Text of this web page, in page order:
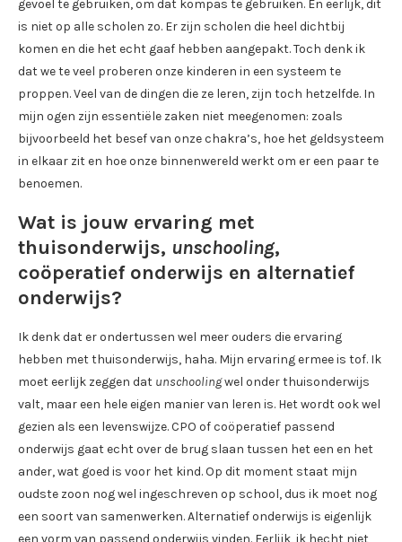
gevoel te gebruiken, om dat kompas te gebruiken. En eerlijk, dit
is niet op alle scholen zo. Er zijn scholen die heel dichtbij
komen en die het echt gaaf hebben aangepakt. Toch denk ik
dat we te veel proberen onze kinderen in een systeem te
proppen. Veel van de dingen die ze leren, zijn toch hetzelfde. In
mijn ogen zijn essentiële zaken niet meegenomen: zoals
bijvoorbeeld het besef van onze chakra’s, hoe het geldsysteem
in elkaar zit en hoe onze binnenwereld werkt om er een paar te
benoemen.
Wat is jouw ervaring met
thuisonderwijs, unschooling,
coöperatief onderwijs en alternatief
onderwijs?
Ik denk dat er ondertussen wel meer ouders die ervaring
hebben met thuisonderwijs, haha. Mijn ervaring ermee is tof. Ik
moet eerlijk zeggen dat unschoolingwel onder thuisonderwijs
valt, maar een hele eigen manier van leren is. Het wordt ook wel
gezien als een levenswijze. CPO of coöperatief passend
onderwijs gaat echt over de brug slaan tussen het een en het
ander, wat goed is voor het kind. Op dit moment staat mijn
oudste zoon nog wel ingeschreven op school, dus ik moet nog
een soort van samenwerken. Alternatief onderwijs is eigenlijk